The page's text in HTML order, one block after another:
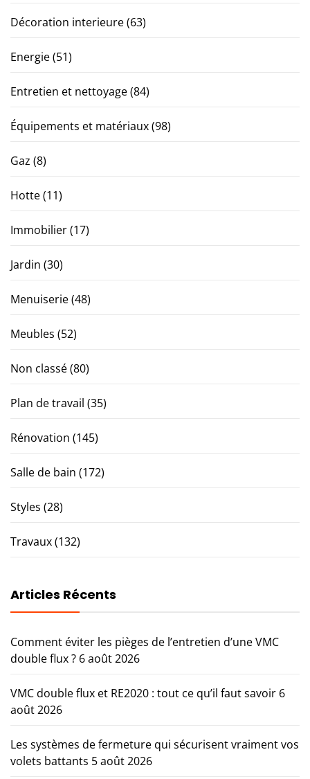
Décoration interieure(63)
Energie(51)
Entretien et nettoyage(84)
Équipements et matériaux(98)
Gaz (8)
Hotte(11)
Immobilier(17)
Jardin (30)
Menuiserie(48)
Meubles (52)
Non classé(80)
Plan de travail (35)
Rénovation (145)
Salle de bain (172)
Styles (28)
Travaux(132)
Articles Récents
Comment éviter les pièges de l’entretien d’une VMC
double flux ? 6 août 2026
VMC double flux et RE2020 : tout ce qu’il faut savoir 6
août 2026
Les systèmes de fermeture qui sécurisent vraiment vos
volets battants 5 août 2026